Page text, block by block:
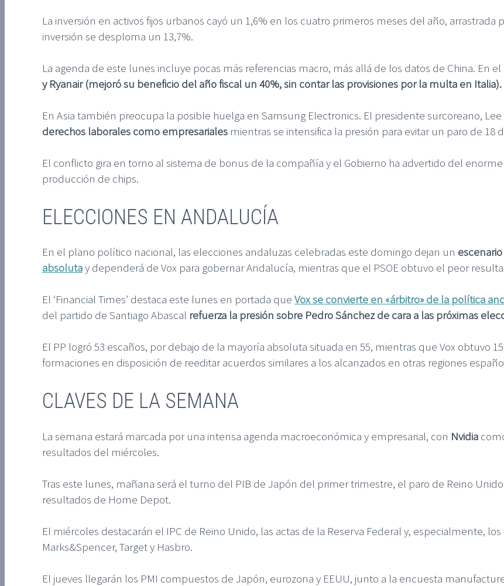
La inversión en activos fijos urbanos cayó un 1,6% en los cuatro primeros meses del año,
inversión se desploma un 13,7%.
La agenda de este lunes incluye pocas más referencias macro, más allá de los datos de China. En
y Ryanair (mejoró su beneficio del año fiscal un 40%, sin contar las provisiones por la multa en Italia).
En Asia también preocupa la posible huelga en Samsung Electronics. El presidente surcoreano,
derechos laborales como empresariales mientras se intensifica la presión para evitar un paro de 18
El conflicto gira en torno al sistema de bonus de la compañía y el Gobierno ha advertido del
producción de chips.
ELECCIONES EN ANDALUCÍA
En el plano político nacional, las elecciones andaluzas celebradas este domingo dejan un
absolutay dependerá de Vox para gobernar Andalucía, mientras que el PSOE obtuvo el peor
El ‘Financial Times’ destaca este lunes en portada que Vox se convierte en «árbitro» de la política
del partido de Santiago Abascal refuerza la presión sobre Pedro Sánchez de cara a las próximas
El PP logró 53 escaños, por debajo de la mayoría absoluta situada en 55, mientras que Vox obtuvo
formaciones en disposición de reeditar acuerdos similares a los alcanzados en otras regiones
CLAVES DE LA SEMANA
La semana estará marcada por una intensa agenda macroeconómica y empresarial, con Nvidia
resultados del miércoles.
Tras este lunes, mañana será el turno del PIB de Japón del primer trimestre, el paro de Reino
resultados de Home Depot.
El miércoles destacarán el IPC de Reino Unido, las actas de la Reserva Federal y, especialmente,
Marks&Spencer, Target y Hasbro.
El jueves llegarán los PMI compuestos de Japón, eurozona y EEUU, junto a la encuesta